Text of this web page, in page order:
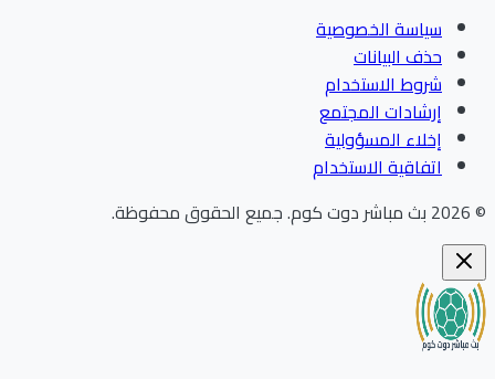
سياسة الخصوصية
حذف البيانات
شروط الاستخدام
إرشادات المجتمع
إخلاء المسؤولية
اتفاقية الاستخدام
بث مباشر دوت كوم.جميع الحقوق محفوظة.